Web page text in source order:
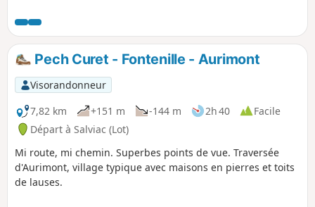
d'interprétation disponible dans les Offices de Tourisme du
secteur.
Pech Curet - Fontenille - Aurimont
Visorandonneur
7,82 km
+151 m -144 m 2h 40
Facile
Départ à Salviac (Lot)
Mi route, mi chemin. Superbes points de vue. Traversée
d'Aurimont, village typique avec maisons en pierres et toits
de lauses.